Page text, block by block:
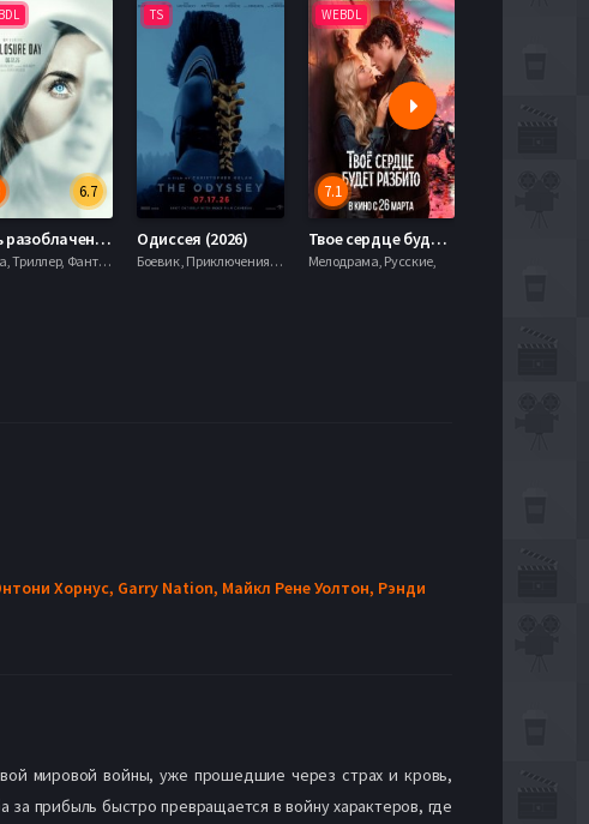
6.7
День разоблачения (2026)
Драма, Триллер, Фантастика,
TS
Одиссея (2026)
Боевик , Приключения, Фэнтези,
WEBDL
7.1
Твое сердце будет разбито (2026)
Мелодрама, Русские,
Хорнус, Garry Nation, Майкл Рене Уолтон, Рэнди
мировой войны, уже прошедшие через страх и кровь,
за прибыль быстро превращается в войну характеров, где